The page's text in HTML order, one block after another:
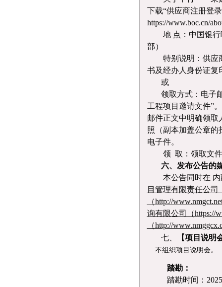
下载“供应商注册登
https://www.boc.cn/
地 点：中国银
部）
特别说明：供应
书及经办人身份证复
或
领取方式：电子
工程项目邀请文件”
邮件正文中明确领取
照（副本加盖公章的
电子件。
领 取：领取文
六、发布公告的
本公告同时在
目管理有限责任公司
（http://
询有限公司（https://
（http://
七、
【项目说明
不组织项目说明会。
踏勘：
踏勘时间：